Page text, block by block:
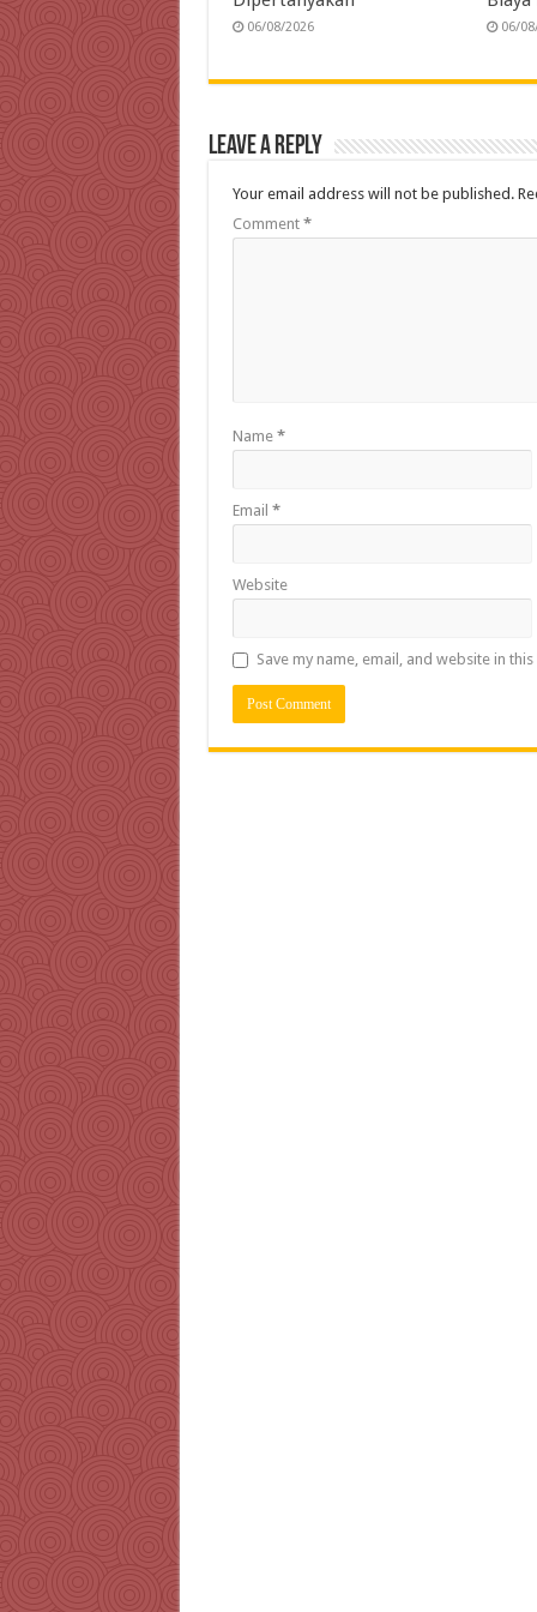
06/08/2026 06/
Leave a Reply
Your email address will not be published.
Comment *
Name *
Email *
Website
Save my name, email, and website in